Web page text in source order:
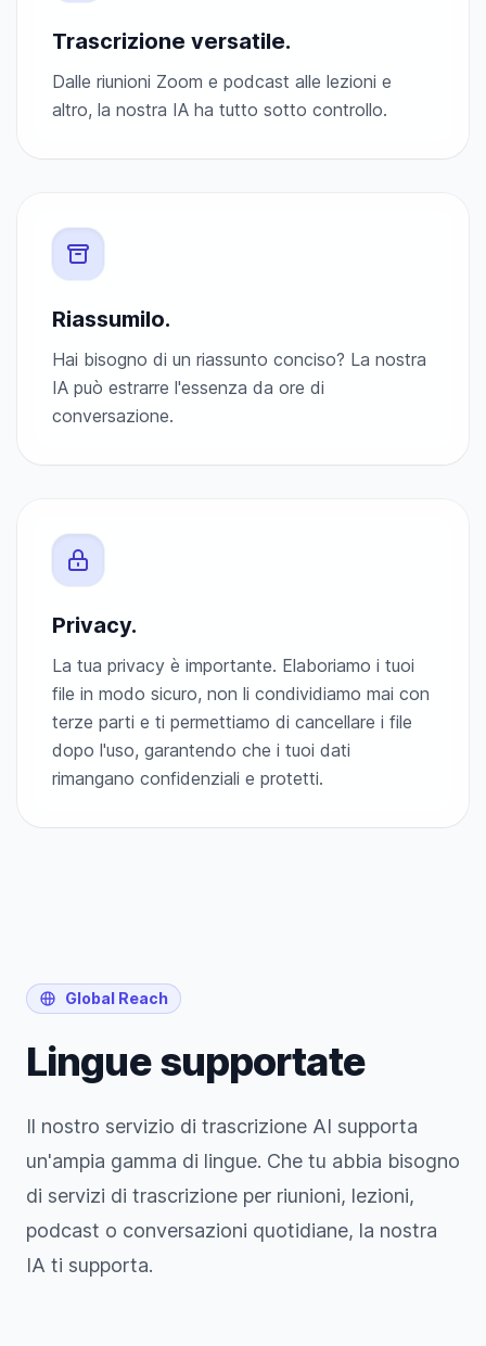
Trascrizione versatile.
Dalle riunioni Zoom e podcast alle lezioni e
altro, la nostra IA ha tutto sotto controllo.
Riassumilo.
Hai bisogno di un riassunto conciso? La nostra
IA può estrarre l'essenza da ore di
conversazione.
Privacy.
La tua privacy è importante. Elaboriamo i tuoi
file in modo sicuro, non li condividiamo mai con
terze parti e ti permettiamo di cancellare i file
dopo l'uso, garantendo che i tuoi dati
rimangano confidenziali e protetti.
Global Reach
Lingue supportate
Il nostro servizio di trascrizione AI supporta
un'ampia gamma di lingue. Che tu abbia bisogno
di servizi di trascrizione per riunioni, lezioni,
podcast o conversazioni quotidiane, la nostra
IA ti supporta.